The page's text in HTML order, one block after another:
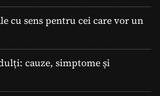
cu sens pentru cei care vor un
cauze, simptome și